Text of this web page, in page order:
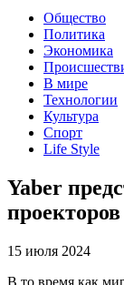
Общество
Политика
Экономика
В мире
Технологии
Культура
Спорт
Life Style
Yaber
проекторов
15 июля 2024
В то время как